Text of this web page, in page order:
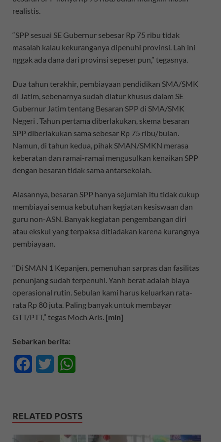
realistis.
“SPP sesuai SE Gubernur sebesar Rp 75 ribu tidak
masalah kalau kekuranganya dipenuhi provinsi. Lah ini
nggak ada dana dari provinsi sepeser pun,” tegasnya.
Dua tahun terakhir, pembiayaan pendidikan SMA/SMK
di Jatim, sebenarnya sudah diatur khusus dalam SE
Gubernur Jatim tentang Besaran SPP di SMA/SMK
Negeri . Tahun pertama diberlakukan, skema besaran
SPP diberlakukan sama sebesar Rp 75 ribu/bulan.
Namun, di tahun kedua, pihak SMAN/SMKN merasa
keberatan dan ramai-ramai mengusulkan kenaikan SPP
dengan besaran tidak sama antarsekolah.
Alasannya, besaran SPP hanya sejumlah itu tidak cukup
membiayai semua kebutuhan kegiatan kesiswaan dan
guru non-ASN. Banyak kegiatan pengembangan diri
atau ekskul yang terpaksa ditiadakan karena kurangnya
pembiayaan.
“Di SMAN 1 Kepanjen, pemenuhan sarpras dan fasilitas
penunjang sudah terpenuhi. Yanh berat adalah biaya
operasional rutin. Sebulan kami harus keluarkan rata-
rata Rp 80 juta. Paling banyak untuk membayar
GTT/PTT,” tegas Moch Aris. [min]
Sebarkan berita:
e
b
t
t
t
s
RELATED POSTS